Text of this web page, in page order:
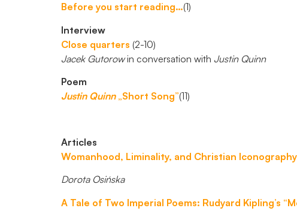
Before you start reading…(1)
Interview
Close quarters (2-10)
Jacek Gutorowin conversation with Justin Quinn
Poem
Justin Quinn „Short Song”(11)
Articles
Womanhood, Liminality, and Christian
Dorota Osińska
A Tale of Two Imperial Poems: Rudyard Kipling’s